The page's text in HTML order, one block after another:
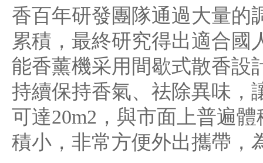
香百年研發團隊通過大量的
累積，最終研究得出適合國
能香薰機采用間歇式散香設
持續保持香氣、祛除異味，
可達20m2，與市面上普遍
積小，非常方便外出攜帶，